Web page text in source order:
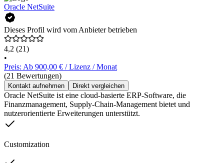
Oracle NetSuite
Dieses Profil wird vom Anbieter betrieben
4,2 (21)
•
Preis: Ab 900,00 € / Lizenz / Monat
(21 Bewertungen)
Kontakt aufnehmen Direkt vergleichen
Oracle NetSuite ist eine cloud-basierte ERP-Software, die
Finanzmanagement, Supply-Chain-Management bietet und
nutzerorientierte Erweiterungen unterstützt.
Customization